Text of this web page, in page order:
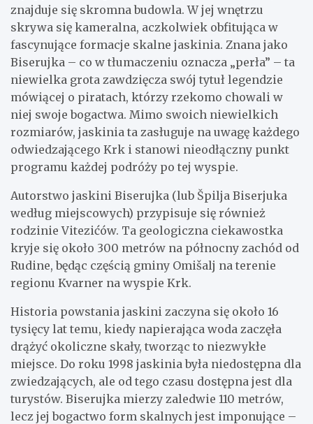
znajduje się skromna budowla. W jej wnętrzu
skrywa się kameralna, aczkolwiek obfitująca w
fascynujące formacje skalne jaskinia. Znana jako
Biserujka – co w tłumaczeniu oznacza „perła” – ta
niewielka grota zawdzięcza swój tytuł legendzie
mówiącej o piratach, którzy rzekomo chowali w
niej swoje bogactwa. Mimo swoich niewielkich
rozmiarów, jaskinia ta zasługuje na uwagę każdego
odwiedzającego Krk i stanowi nieodłączny punkt
programu każdej podróży po tej wyspie.
Autorstwo jaskini Biserujka (lub Špilja Biserjuka
według miejscowych) przypisuje się również
rodzinie Vitezićów. Ta geologiczna ciekawostka
kryje się około 300 metrów na północny zachód od
Rudine, będąc częścią gminy Omišalj na terenie
regionu Kvarner na wyspie Krk.
Historia powstania jaskini zaczyna się około 16
tysięcy lat temu, kiedy napierająca woda zaczęła
drążyć okoliczne skały, tworząc to niezwykłe
miejsce. Do roku 1998 jaskinia była niedostępna dla
zwiedzających, ale od tego czasu dostępna jest dla
turystów. Biserujka mierzy zaledwie 110 metrów,
lecz jej bogactwo form skalnych jest imponujące –